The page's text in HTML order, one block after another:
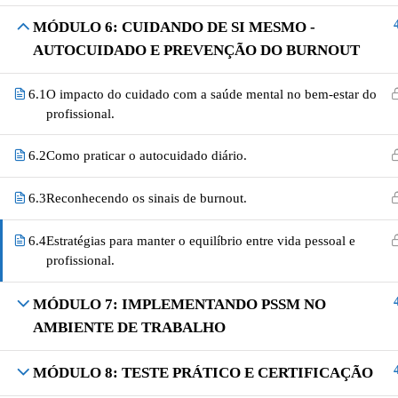
MÓDULO 6: CUIDANDO DE SI MESMO -
AUTOCUIDADO E PREVENÇÃO DO BURNOUT
6.1O impacto do cuidado com a saúde mental no bem-estar do
profissional.
6.2Como praticar o autocuidado diário.
6.3Reconhecendo os sinais de burnout.
6.4Estratégias para manter o equilíbrio entre vida pessoal e
profissional.
MÓDULO 7: IMPLEMENTANDO PSSM NO
AMBIENTE DE TRABALHO
MÓDULO 8: TESTE PRÁTICO E CERTIFICAÇÃO